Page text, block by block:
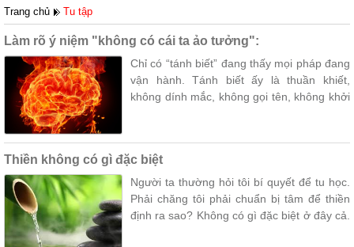
Trang chủ Tu tập
Làm rõ ý niệm "không có cái ta ảo tưởng":
Chỉ có “tánh biết” đang thấy mọi pháp đang
vận hành. Tánh biết ấy là thuần khiết,
không dính mắc, không gọi tên, không khởi
tôi thấy thế giới”, thì cái ta ảo tưởng vẫn
còn đó – chỉ là tinh vi hơn mà thôi.
Thiền không có gì đặc biệt
Người ta thường hỏi tôi bí quyết để tu học.
Phải chăng tôi phải chuẩn bị tâm để thiền
định ra sao? Không có gì đặc biệt ở đây cả.